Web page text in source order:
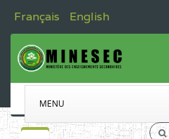
Français English
MENU